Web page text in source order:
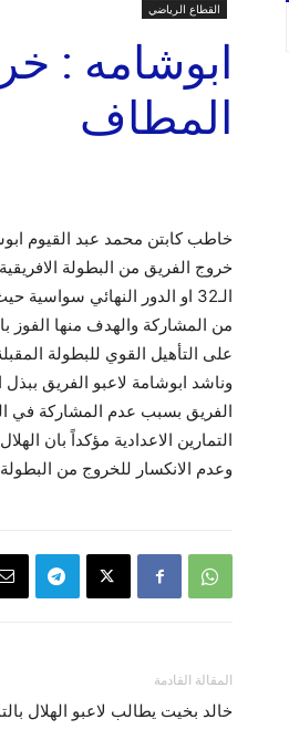
القطاع الرياضي
ابوشامه :
المطاف
خاطب كابتن محمد عبد القيوم
خروج الفريق من البطولة
الـ32 او الدور النهائي
من المشاركة والهدف منها الفوز
على التأهيل القوي للبطولة
وناشد ابوشامة لاعبو الفريق
الفريق بسبب عدم المشاركة في
التمارين الاعدادية مؤكداً بان
وعدم الانكسار للخروج من البطولة
المقالة القادمة
خالد بخيت يطالب لاعبو الهلال